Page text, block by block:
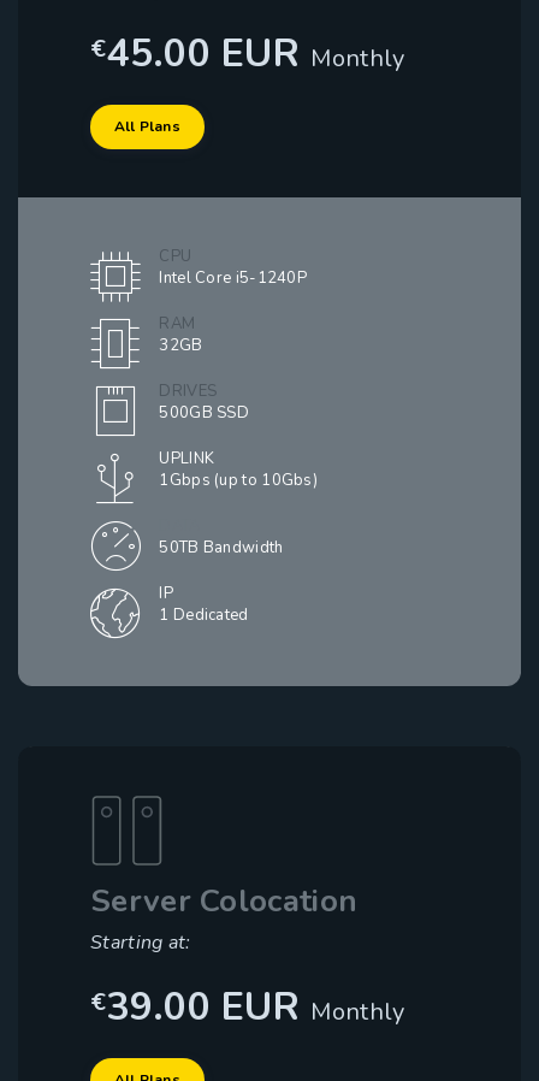
Dedicated
Server with
Hosting
支援要求
€45.00 EUR Monthly
All Plans
CPU
Intel Core i5-1240P
RAM
32GB
DRIVES
500GB SSD
UPLINK
1Gbps (up to 10Gbs)
50TB Bandwidth
IP
1 Dedicated
Server Colocation
Starting at:
€39.00 EUR Monthly